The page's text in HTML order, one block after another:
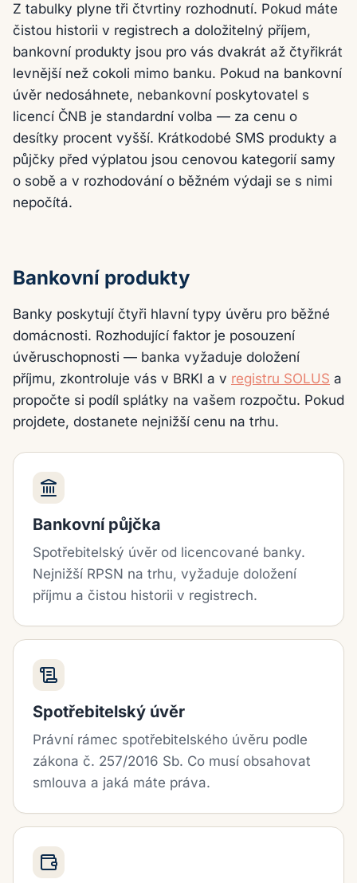
Z tabulky plyne tři čtvrtiny rozhodnutí. Pokud máte
čistou historii v registrech a doložitelný příjem,
bankovní produkty jsou pro vás dvakrát až čtyřikrát
levnější než cokoli mimo banku. Pokud na bankovní
úvěr nedosáhnete, nebankovní poskytovatel s
licencí ČNB je standardní volba — za cenu o
desítky procent vyšší. Krátkodobé SMS produkty a
půjčky před výplatou jsou cenovou kategorií samy
o sobě a v rozhodování o běžném výdaji se s nimi
nepočítá.
Bankovní produkty
Banky poskytují čtyři hlavní typy úvěru pro běžné
domácnosti. Rozhodující faktor je posouzení
úvěruschopnosti — banka vyžaduje doložení
příjmu, zkontroluje vás v BRKI a v registru SOLUS a
propočte si podíl splátky na vašem rozpočtu. Pokud
projdete, dostanete nejnižší cenu na trhu.
Bankovní půjčka
Spotřebitelský úvěr od licencované banky.
Nejnižší RPSN na trhu, vyžaduje doložení
příjmu a čistou historii v registrech.
Spotřebitelský úvěr
Právní rámec spotřebitelského úvěru podle
zákona č. 257/2016 Sb. Co musí obsahovat
smlouva a jaká máte práva.